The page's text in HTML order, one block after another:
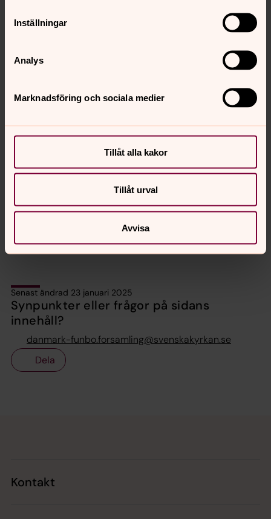
Inställningar
Analys
Marknadsföring och sociala medier
Tillåt alla kakor
Tillåt urval
Avvisa
Anders Nilsson
församling
E-post:anders.r.nilsson@svenskakyrkan.se
Senast ändrad 23 januari 2025
Synpunkter eller frågor på sidans
innehåll?
danmark-funbo.forsamling@svenskakyrkan.se
Dela
Kontakt